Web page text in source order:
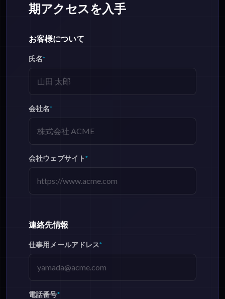
期アクセスを入手
お客様について
氏名*
会社名*
会社ウェブサイト*
連絡先情報
仕事用メールアドレス*
電話番号*